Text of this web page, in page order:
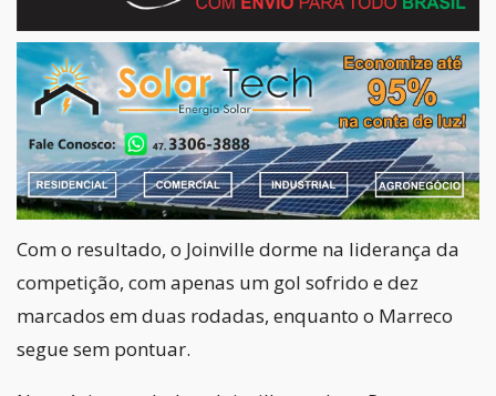
Com o resultado, o Joinville dorme na liderança da
competição, com apenas um gol sofrido e dez
marcados em duas rodadas, enquanto o Marreco
segue sem pontuar.